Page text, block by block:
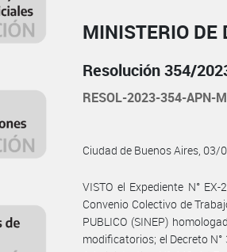
MINISTERIO DE
Resolución 354/
RESOL-2023-354-APN-
Ciudad de Buenos Aires, 03/
VISTO el Expediente N°
Convenio Colectivo de
PUBLICO (SINEP)
modificatorios; el Decreto